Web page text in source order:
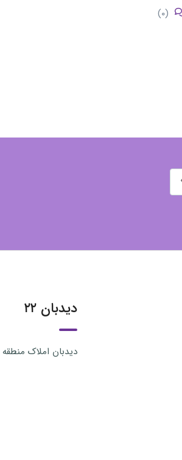
(۰)
دیدبان ۲۲
دیدبان املاک منطقه ۲۲